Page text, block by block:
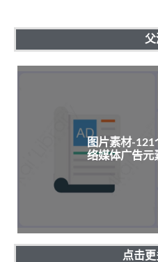
图片素材-121
络媒体广告元
点击